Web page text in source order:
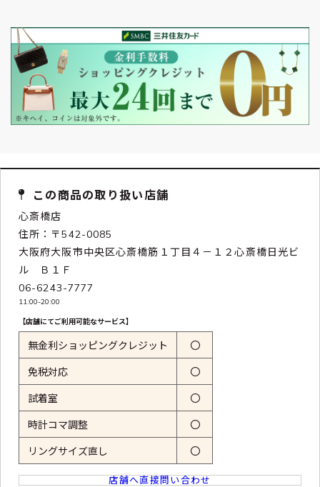
この商品の取り扱い店舗
心斎橋店
住所：〒542-0085
大阪府大阪市中央区心斎橋筋１丁目４－１２心斎橋日光ビ
ル Ｂ１Ｆ
06-6243-7777
11:00-20:00
【店舗にてご利用可能なサービス】
無金利ショッピングクレジット 〇
免税対応 〇
試着室 〇
時計コマ調整 〇
リングサイズ直し 〇
店舗へ直接問い合わせ